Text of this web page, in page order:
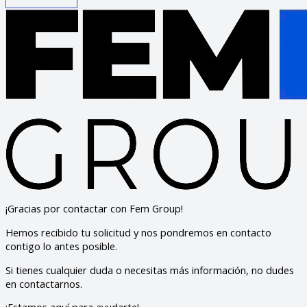
¡Gracias por contactar con Fem Group!
Hemos recibido tu solicitud y nos pondremos en contacto
contigo lo antes posible.
Si tienes cualquier duda o necesitas más información, no dudes
en contactarnos.